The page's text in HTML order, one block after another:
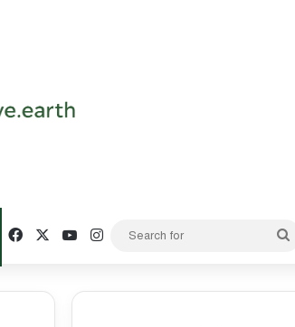
FacebookYouTube
Instagram